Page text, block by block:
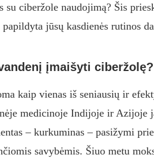
su ciberžole naudojimą? Šis
jūsų kasdienės rutinos
įmaišyti ciberžolę?
kaip vienas iš seniausių ir
medicinoje Indijoje ir Azijoje
– kurkuminas – pasižymi
savybėmis. Šiuo metu